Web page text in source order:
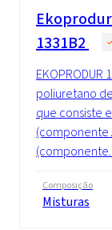
1331B2
poliuretano
que consiste
(componente
Composição
Misturas